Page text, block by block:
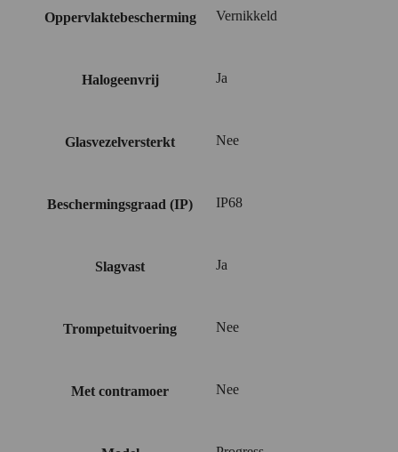
Oppervlaktebescherming Vernikkeld
Halogeenvrij Ja
Glasvezelversterkt Nee
Beschermingsgraad (IP) IP68
Slagvast Ja
Trompetuitvoering Nee
Met contramoer Nee